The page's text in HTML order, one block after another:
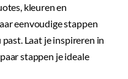
kleuren en
eenvoudige stappen
Laat je inspireren in
stappen je ideale